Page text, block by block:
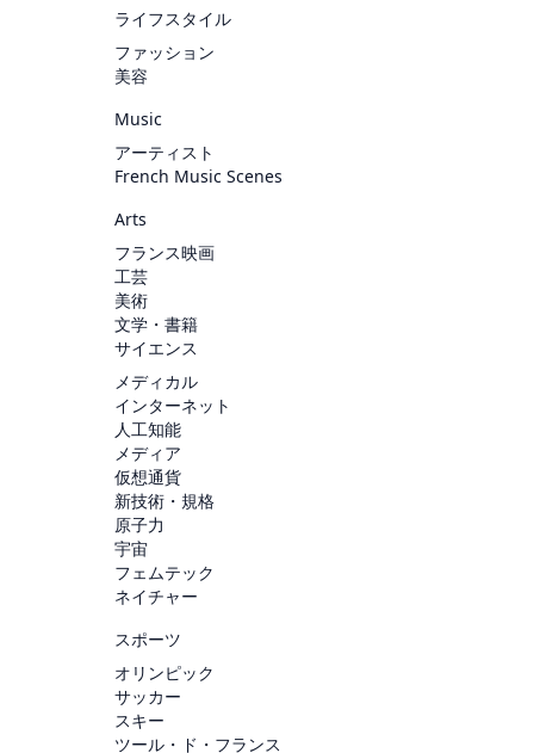
ライフスタイル
ファッション
美容
Music
アーティスト
French Music Scenes
Arts
フランス映画
工芸
美術
文学・書籍
サイエンス
メディカル
インターネット
人工知能
メディア
仮想通貨
新技術・規格
原子力
宇宙
フェムテック
ネイチャー
スポーツ
オリンピック
サッカー
スキー
ツール・ド・フランス